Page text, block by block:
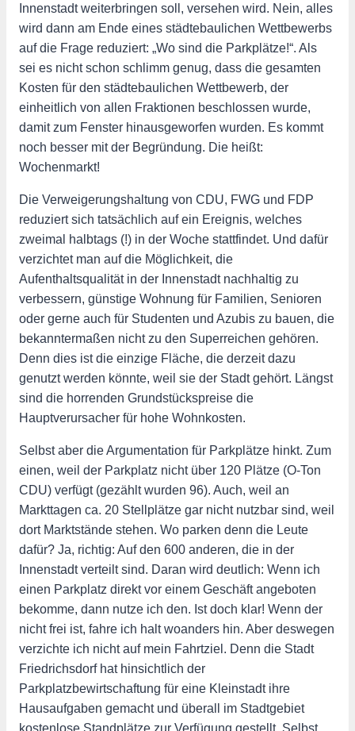
Innenstadt weiterbringen soll, versehen wird. Nein, alles
wird dann am Ende eines städtebaulichen Wettbewerbs
auf die Frage reduziert: „Wo sind die Parkplätze!“. Als
sei es nicht schon schlimm genug, dass die gesamten
Kosten für den städtebaulichen Wettbewerb, der
einheitlich von allen Fraktionen beschlossen wurde,
damit zum Fenster hinausgeworfen wurden. Es kommt
noch besser mit der Begründung. Die heißt:
Wochenmarkt!
Die Verweigerungshaltung von CDU, FWG und FDP
reduziert sich tatsächlich auf ein Ereignis, welches
zweimal halbtags (!) in der Woche stattfindet. Und dafür
verzichtet man auf die Möglichkeit, die
Aufenthaltsqualität in der Innenstadt nachhaltig zu
verbessern, günstige Wohnung für Familien, Senioren
oder gerne auch für Studenten und Azubis zu bauen, die
bekanntermaßen nicht zu den Superreichen gehören.
Denn dies ist die einzige Fläche, die derzeit dazu
genutzt werden könnte, weil sie der Stadt gehört. Längst
sind die horrenden Grundstückspreise die
Hauptverursacher für hohe Wohnkosten.
Selbst aber die Argumentation für Parkplätze hinkt. Zum
einen, weil der Parkplatz nicht über 120 Plätze (O-Ton
CDU) verfügt (gezählt wurden 96). Auch, weil an
Markttagen ca. 20 Stellplätze gar nicht nutzbar sind, weil
dort Marktstände stehen. Wo parken denn die Leute
dafür? Ja, richtig: Auf den 600 anderen, die in der
Innenstadt verteilt sind. Daran wird deutlich: Wenn ich
einen Parkplatz direkt vor einem Geschäft angeboten
bekomme, dann nutze ich den. Ist doch klar! Wenn der
nicht frei ist, fahre ich halt woanders hin. Aber deswegen
verzichte ich nicht auf mein Fahrtziel. Denn die Stadt
Friedrichsdorf hat hinsichtlich der
Parkplatzbewirtschaftung für eine Kleinstadt ihre
Hausaufgaben gemacht und überall im Stadtgebiet
kostenlose Standplätze zur Verfügung gestellt. Selbst